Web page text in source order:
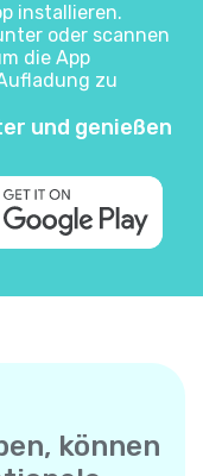
und genießen
installieren.
oder scannen
die App
zu
können